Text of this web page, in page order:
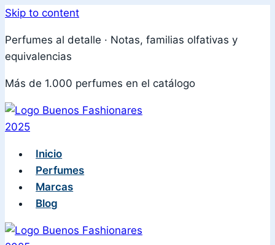
Skip to content
Perfumes al detalle · Notas, familias olfativas y
equivalencias
Más de 1.000 perfumes en el catálogo
Inicio
Perfumes
Marcas
Blog